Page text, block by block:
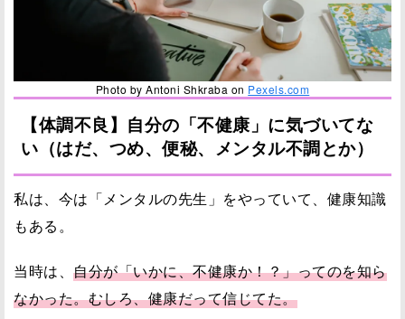
Photo by Antoni Shkraba on Pexels.com
【体調不良】自分の「不健康」に気づいてな
い（はだ、つめ、便秘、メンタル不調とか）
私は、今は「メンタルの先生」をやっていて、健康知識
もある。
当時は、 自分が「いかに、不健康か！？」ってのを知ら
なかった。むしろ、健康だって信じてた。